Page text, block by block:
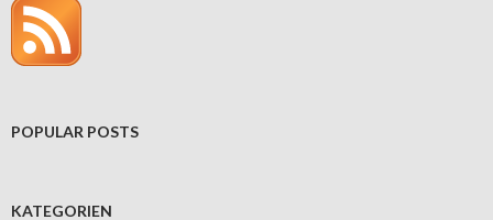
POPULAR POSTS
KATEGORIEN